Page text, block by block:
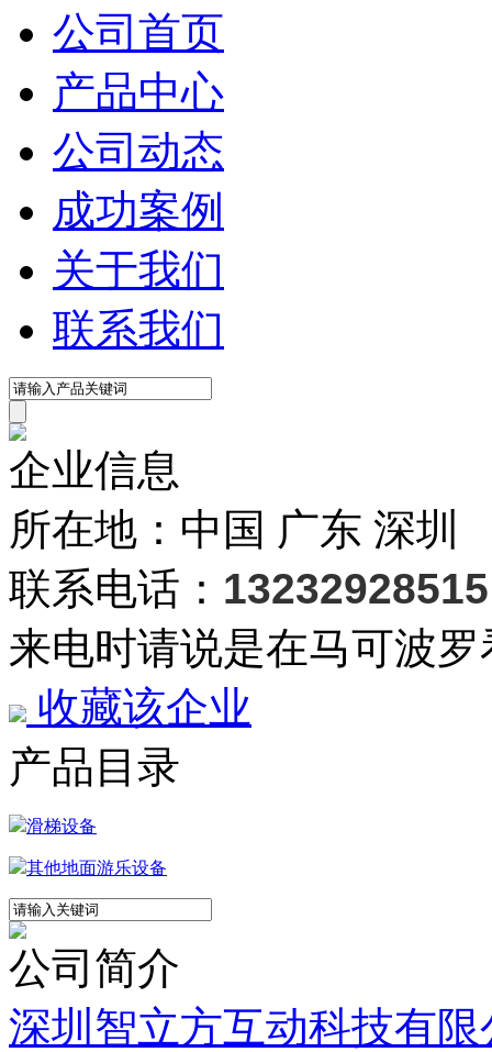
公司首页
产品中心
公司动态
成功案例
关于我们
联系我们
企业信息
所在地：中国 广东 深圳
联系电话： 13232928515
来电时请说是在马可波
收藏该企业
产品目录
滑梯设备
其他地面游乐设备
公司简介
深圳智立方互动科技有限